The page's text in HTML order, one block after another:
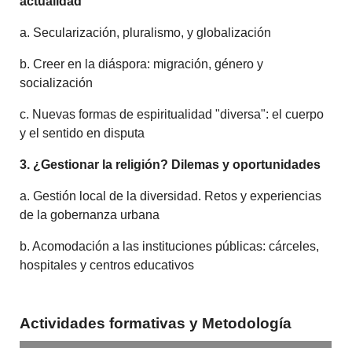
a. Secularización, pluralismo, y globalización
b. Creer en la diáspora: migración, género y
socialización
c. Nuevas formas de espiritualidad "diversa": el cuerpo
y el sentido en disputa
3. ¿Gestionar la religión? Dilemas y oportunidades
a. Gestión local de la diversidad. Retos y experiencias
de la gobernanza urbana
b. Acomodación a las instituciones públicas: cárceles,
hospitales y centros educativos
Actividades formativas y Metodología